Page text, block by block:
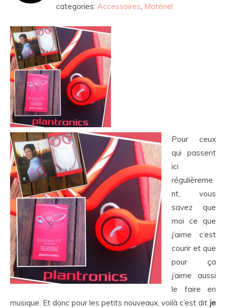
categories: Accessoires, Matériel
Pour ceux
qui passent
ici
régulièreme
nt, vous
savez que
moi ce que
j’aime c’est
courir et que
pour ça
j’aime aussi
le faire en
musique. Et donc pour les petits nouveaux, voilà c’est dit je